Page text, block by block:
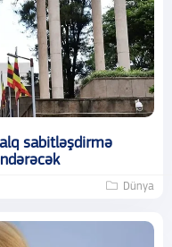
sabitləşdirmə
Dünya